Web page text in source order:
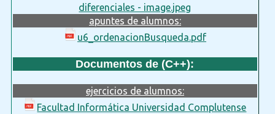
diferenciales - image.jpeg
apuntes de alumnos:
u6_ordenacionBusqueda.pdf
Documentos de (C++):
ejercicios de alumnos:
Facultad Informática Universidad Complutense